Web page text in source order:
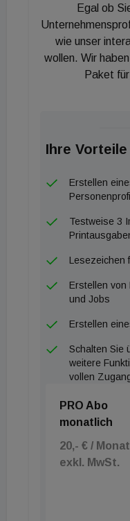
Council zufolge
weltweiten
etwa 12 Prozent
Hyatt wiederum
Expansion der
mit den ersten
das Wachstum der
Südamerika, die
Karibik, die ersten
Collection by Hyatt
Trenddestination
Madeira Resort,
Egal ob
wie unser
wollen. Wir
Paket
Ihre Vorteile
Erstellen
Testweise 3
Lesezeichen
Erstellen von
und Jobs
Erstellen
Schalten Sie
weitere
vollen
PRO Abo
monatlich
20,- € / Monat
exkl. MwSt.